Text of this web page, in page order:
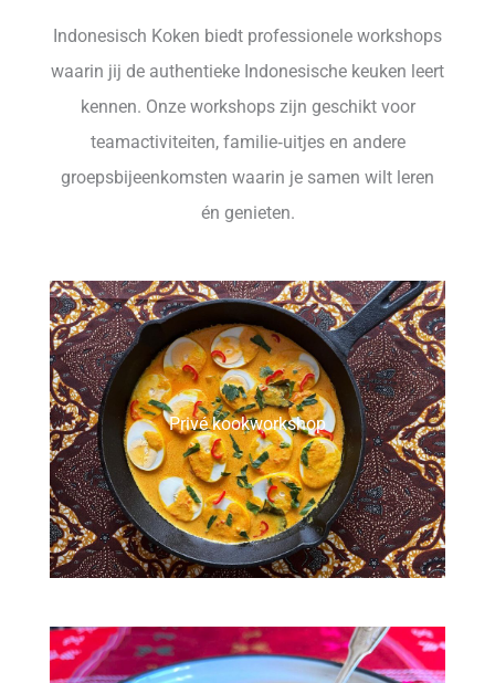
Indonesisch Koken biedt professionele workshops
waarin jij de authentieke Indonesische keuken leert
kennen. Onze workshops zijn geschikt voor
teamactiviteiten, familie‑uitjes en andere
groepsbijeenkomsten waarin je samen wilt leren
én genieten.
Privé kookworkshop